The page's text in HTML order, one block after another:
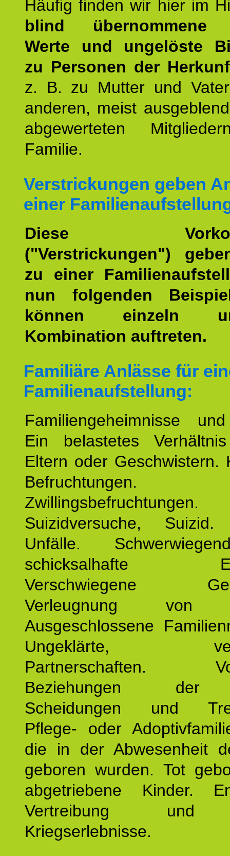
Häufig finden wir hier im
blind übernommene
Werte und ungelöste
zu Personen der
z. B. zu Mutter und
anderen, meist
abgewerteten
Familie.
Verstrickungen geben
einer
Diese
("Verstrickungen")
zu einer
nun folgenden
können einzeln
Kombination auftreten.
Familiäre Anlässe für
Familienaufstellung:
Familiengeheimnisse
Ein belastetes
Eltern oder Geschwistern.
Befruchtungen.
Zwillingsbefruchtungen.
Suizidversuche, Suizid.
Unfälle.
schicksalhafte
Verschwiegene
Verleugnung von
Ausgeschlossene
Ungeklärte,
Partnerschaften.
Beziehungen der
Scheidungen und
Pflege- oder
die in der Abwesenheit
geboren wurden. Tot
abgetriebene Kinder.
Vertreibung und
Kriegserlebnisse.